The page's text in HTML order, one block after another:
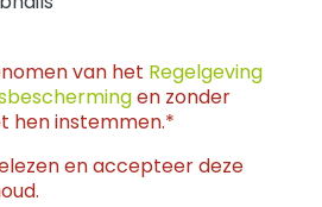
van het Regelgeving
en zonder
hen instemmen.*
en accepteer deze